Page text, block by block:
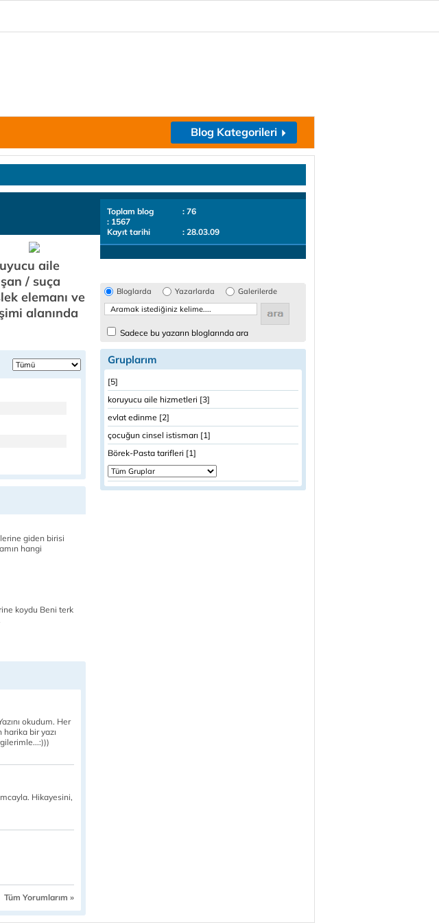
Blog Kategorileri
aile
/ suça
elemanı ve
alanında
giden birisi
hangi
koydu Beni terk
okudum. Her
bir yazı
Hikayesini,
Tüm Yorumlarım »
Toplam blog
: 76
: 1567
Kayıt tarihi
: 28.03.09
Bloglarda Yazarlarda Galerilerde
Sadece bu yazarın bloglarında ara
Gruplarım
[5]
koruyucu aile hizmetleri [3]
evlat edinme [2]
çocuğun cinsel istismarı [1]
Börek-Pasta tarifleri [1]